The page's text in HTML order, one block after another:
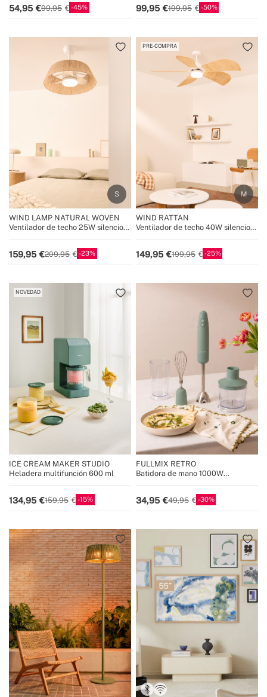
54,95 99,95 45 99,95 199,95 50
WIND LAMP NATURAL WOVEN
Ventilador de techo 25W silencioso
159,95 209,95 23
PRE-COMPRA
WIND RATTAN
Ventilador de techo 40W silencioso
149,95 199,95 25
NOVEDAD
ICE CREAM MAKER STUDIO
Heladera multifunción 600 ml
134,95 159,95 15
FULLMIX RETRO
Batidora de mano 1000W
34,95 49,95 30